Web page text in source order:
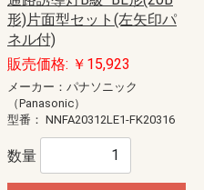
形)片面型セット(左矢印パ
ネル付)
販売価格: ￥15,923
メーカー：パナソニック
（Panasonic）
型番： NNFA20312LE1-FK20316
数量